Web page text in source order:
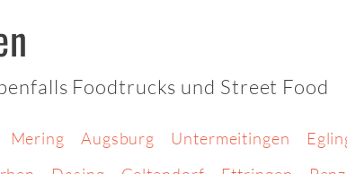
Foodtrucks und Street Food
Mering Augsburg Untermeitingen